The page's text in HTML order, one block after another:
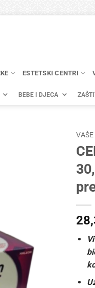
ESTETSKI CENTRI
BEBE I DJECA